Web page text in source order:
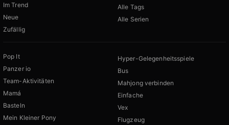
Im Trend
Neue
Zufällig
Alle Tags
Alle Serien
Pop It
Panzer io
Team-Aktivitäten
Mamá
Basteln
Mein Kleiner Pony
Hyper-Gelegenheitsspiele
Bus
Mahjong verbinden
Einfache
Vex
Flugzeug